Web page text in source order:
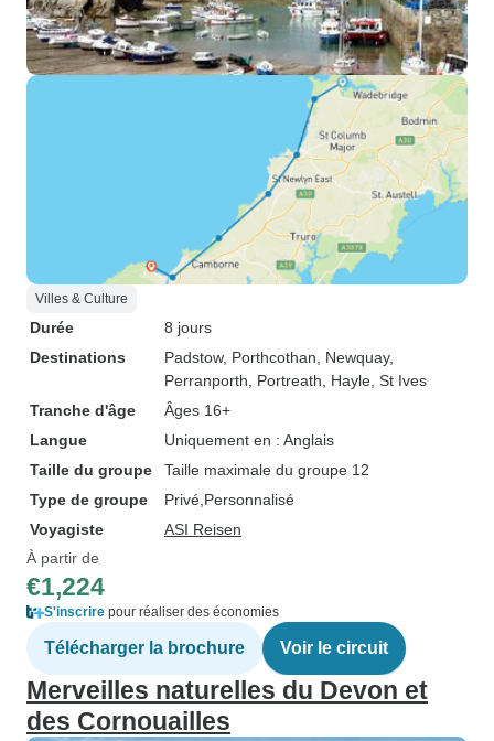
Villes & Culture
Durée
8 jours
Destinations
Padstow, Porthcothan , Newquay,
Perranporth , Portreath , Hayle , St Ives
Tranche d'âge
Âges 16+
Langue
Uniquement en : Anglais
Taille du groupe
Taille maximale du groupe 12
Type de groupe
Privé Personnalisé
Voyagiste
ASI Reisen
À partir de
€1,224
S'inscrire pour réaliser des économies
Télécharger la brochure Voir le circuit
Merveilles naturelles du Devon et
des Cornouailles